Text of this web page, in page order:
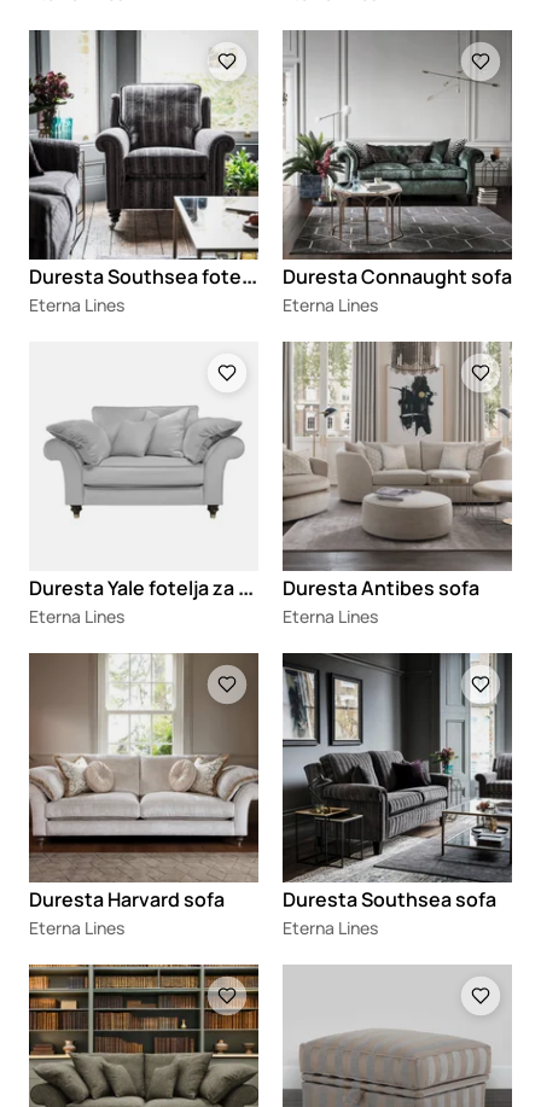
Loading
D
uresta Southsea fotelja
Eterna Lines
Duresta Connaught sofa
Eterna Lines
D
uresta Yale fotelja za čitanje
Eterna Lines
Loading
Duresta Antibes sofa
Eterna Lines
Loading
Duresta Harvard sofa
Eterna Lines
Loading
Duresta Southsea sofa
Eterna Lines
Loading